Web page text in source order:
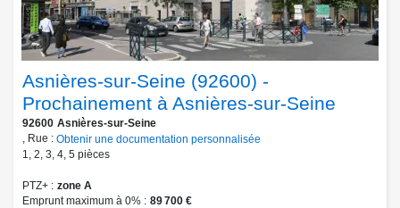
Asnières-sur-Seine (92600) -
Prochainement à Asnières-sur-Seine
92600 Asnières-sur-Seine
, Rue : Obtenir une documentation personnalisée
1
2 3 4 5 pièces
PTZ+
zone A
Emprunt maximum à 0%
89 700 €